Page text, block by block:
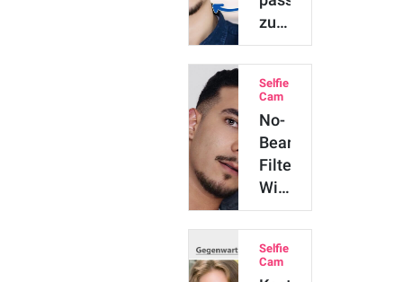
zu
mir?
Finde
Deinen
Style
mit
dieser
App!
Selfie
Cam
No-
Beard-
Filter:
Wie
sehe
ich
ohne
Bart
Selfie
Cam